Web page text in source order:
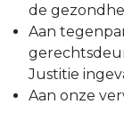
de
Aan
Justitie
Aan onze